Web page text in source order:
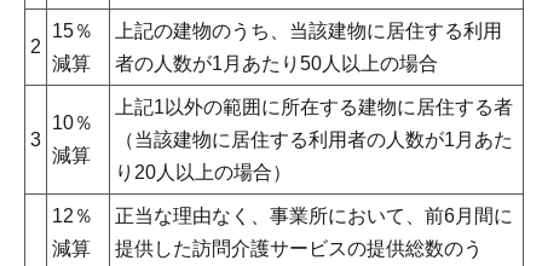
2
15％
減算
上記の建物のうち、当該建物に居住する利用
者の人数が1月あたり50人以上の場合
3
10％
減算
上記1以外の範囲に所在する建物に居住する者
（当該建物に居住する利用者の人数が1月あた
り20人以上の場合）
12％
減算
正当な理由なく、事業所において、前6月間に
提供した訪問介護サービスの提供総数のう